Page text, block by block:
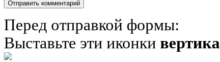
Перед отправкой формы:
Выставьте эти иконки